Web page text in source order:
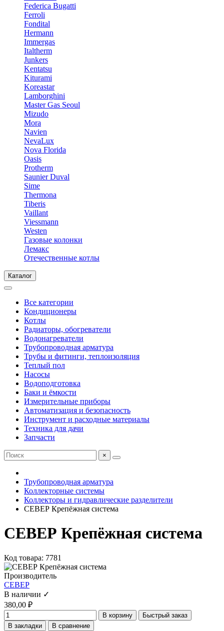
Federica Bugatti
Ferroli
Fondital
Hermann
Immergas
Italtherm
Junkers
Kentatsu
Kiturami
Koreastar
Lamborghini
Master Gas Seoul
Mizudo
Mora
Navien
NevaLux
Nova Florida
Oasis
Protherm
Saunier Duval
Sime
Thermona
Tiberis
Vaillant
Viessmann
Westen
Газовые колонки
Лемакс
Отечественные котлы
Каталог
Все категории
Кондиционеры
Котлы
Радиаторы, обогреватели
Водонагреватели
Трубопроводная арматура
Трубы и фитинги, теплоизоляция
Теплый пол
Насосы
Водоподготовка
Баки и ёмкости
Измерительные приборы
Автоматизация и безопасность
Инструмент и расходные материалы
Техника для дачи
Запчасти
×
Трубопроводная арматура
Коллекторные системы
Коллекторы и гидравлические разделители
СЕВЕР Крепёжная система
СЕВЕР Крепёжная система
Код товара: 7781
Производитель
СЕВЕР
В наличии ✓
380,00 ₽
В корзину
Быстрый заказ
В закладки
В сравнение